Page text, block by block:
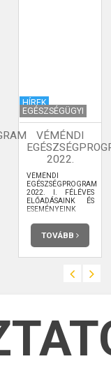
HÍREK
EGÉSZSÉGÜGYI
VÉMÉNDI
2022.
VÉMÉNDI
EGÉSZSÉGPROGRAM
2022. I. FÉLÉVES
ELŐADÁSAINK ÉS
ESEMÉNYEINK
TOVÁBB